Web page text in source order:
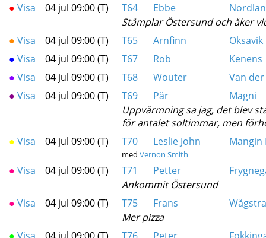
● Visa 04 jul 09:00 (T) T64 Ebbe
Stämplar Östersund och åker
● Visa 04 jul 09:00 (T) T65 Arnfinn
Oksavik
● Visa 04 jul 09:00 (T) T67 Rob
Kenens
● Visa 04 jul 09:00 (T) T68 Wouter
Van
● Visa 04 jul 09:00 (T) T69 Pär
Magni
Uppvärmning sa jag, det blev
för antalet soltimmar, men
● Visa 04 jul 09:00 (T) T70 Leslie John Mangin
med Vernon Smith
● Visa 04 jul 09:00 (T) T71 Petter
Ankommit Östersund
● Visa 04 jul 09:00 (T) T75 Frans
Mer pizza
● Visa 04 jul 09:00 (T) T76 Peter